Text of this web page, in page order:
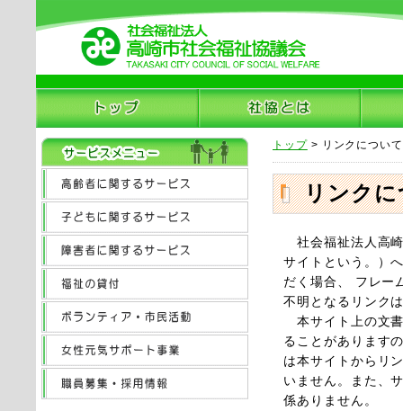
トップ> リンクについて
リンクに
社会福祉法人高
サイトという。）
だく場合、 フレー
不明となるリンク
本サイト上の文
ることがあります
は本サイトからリ
いません。また、
係ありません。